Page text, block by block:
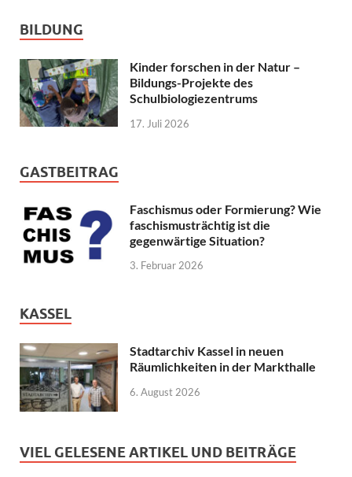
BILDUNG
Kinder forschen in der Natur –
Bildungs-Projekte des
Schulbiologiezentrums
17. Juli 2026
GASTBEITRAG
Faschismus oder Formierung? Wie
faschismusträchtig ist die
gegenwärtige Situation?
3. Februar 2026
KASSEL
Stadtarchiv Kassel in neuen
Räumlichkeiten in der Markthalle
6. August 2026
VIEL GELESENE ARTIKEL UND BEITRÄGE